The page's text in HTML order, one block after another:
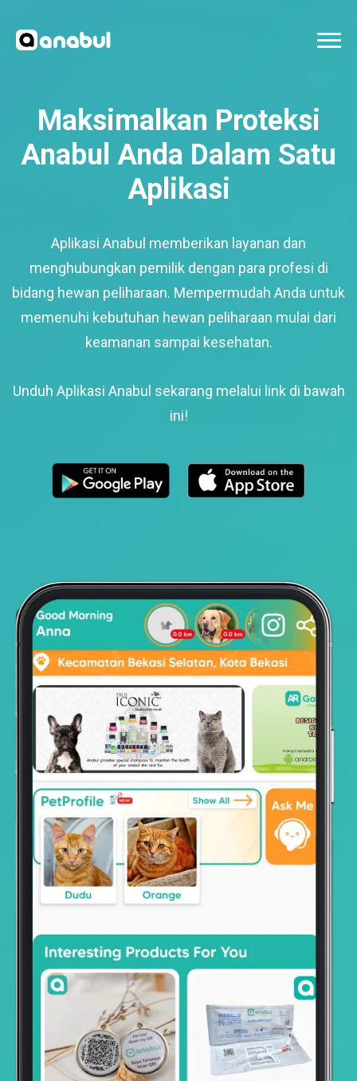
Maksimalkan Proteksi
Anabul Anda Dalam Satu
Aplikasi
Aplikasi Anabul memberikan layanan dan
menghubungkan pemilik dengan para profesi di
bidang hewan peliharaan. Mempermudah Anda untuk
memenuhi kebutuhan hewan peliharaan mulai dari
keamanan sampai kesehatan.
Unduh Aplikasi Anabul sekarang melalui link di bawah
ini!